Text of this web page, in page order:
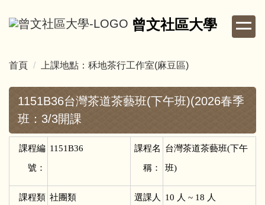
到
內
曾文社區大學
首頁 上課地點：秝地茶行工作室(麻豆區)
1151B36台灣茶道茶藝班(下午班)(2026春季
班：3/3開課
課程編
號：
1151B36 課程名
稱：
台灣茶道茶藝班(下午
班)
課程類 社團類 選課人 10 人 ~ 18 人